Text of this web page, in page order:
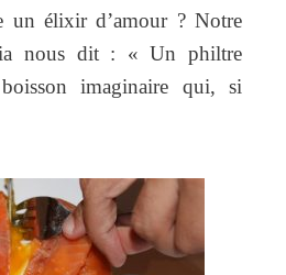
un élixir d’amour ? Notre
nous dit : « Un philtre
imaginaire qui, si